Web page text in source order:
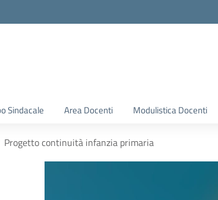
Sindacale Area Docenti Modulistica Docenti
Progetto continuità infanzia primaria